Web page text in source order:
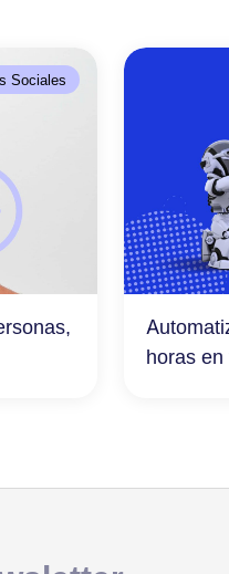
Sociales
horas